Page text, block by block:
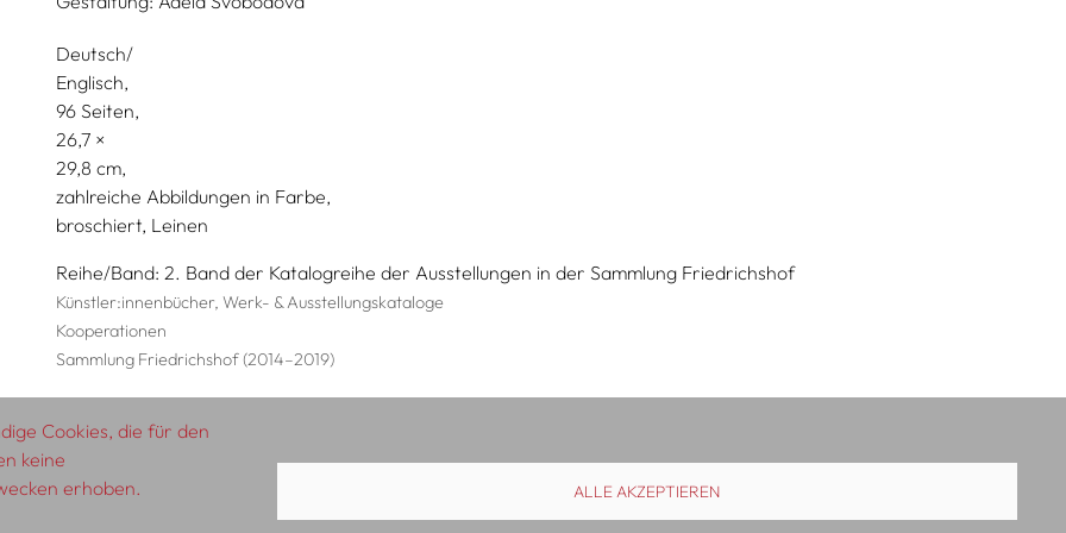
Deutsch/
Englisch
96 Seiten,
26,7
29,8
zahlreiche Abbildungen in Farbe
broschiert, Leinen
Reihe/Band 2. Band der Katalogreihe der Ausstellungen in der Sammlung Friedrichshof
Künstler:innenbücher, Werk- & Ausstellungskataloge
Kooperationen
Sammlung Friedrichshof (2014–2019)
Cookies, die für den
keine
erhoben.
ALLE AKZEPTIEREN